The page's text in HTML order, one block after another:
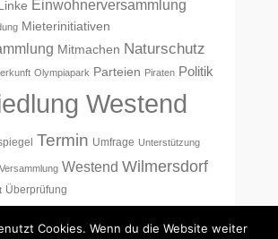
Einwohnerversammlung
Mieterinitiativen
Mitmachen Naturschutz
Olympiapark Parteien Piraten Politik
Westend
Termin Umfrage Unterstützung
Versammlung Westend Wilmersdorf
Überprüfung
Cookies. Wenn du die Website weiter